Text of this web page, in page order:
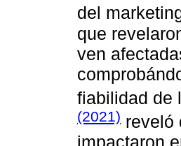
del
que
ven
fiabilidad de
(2021) reveló